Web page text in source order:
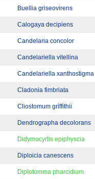
Buellia griseovirens
Calogaya decipiens
Candelaria concolor
Candelariella vitellina
Candelariella xanthostigma
Cladonia fimbriata
Cliostomum griffithii
Dendrographa decolorans
Didymocyrtis epiphyscia
Diploicia canescens
Diplotomma pharcidium